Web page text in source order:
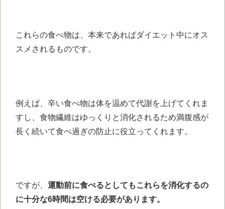
これらの食べ物は、本来であればダイエット中にオス
スメされるものです。
例えば、辛い食べ物は体を温めて代謝を上げてくれま
すし、食物繊維はゆっくりと消化されるため満腹感が
長く続いて食べ過ぎの防止に役立ってくれます。
ですが、 運動前に食べるとしてもこれらを消化するの
に十分な6時間は空ける必要があります。